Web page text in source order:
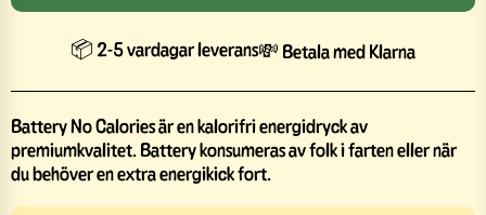
📦 2-5 vardagar leverans💸 Betala med Klarna
Battery No Calories är en kalorifri energidryck av
premiumkvalitet. Battery konsumeras av folk i farten eller när
du behöver en extra energikick fort.